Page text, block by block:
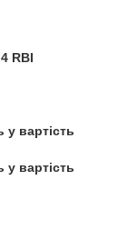
RBI
вартість
вартість